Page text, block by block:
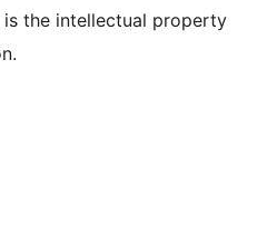
is the intellectual property